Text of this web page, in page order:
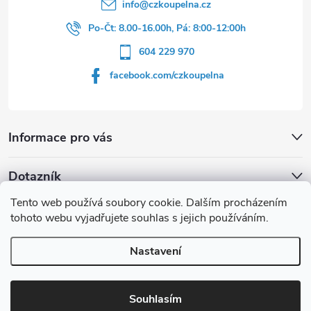
Tento web používá soubory cookie. Dalším procházením
tohoto webu vyjadřujete souhlas s jejich používáním.
Nastavení
Souhlasím
Informace pro vás
info@czkoupelna.cz
Po-Čt: 8.00-16.00h, Pá: 8:00-12:00h
604 229 970
facebook.com/czkoupelna
Dotazník
Líbí se vám u sprchového koutu rám barvě
Počet hlasů:149
Copyright 2026czkoupelna.cz. Všechna práva vyhrazena.